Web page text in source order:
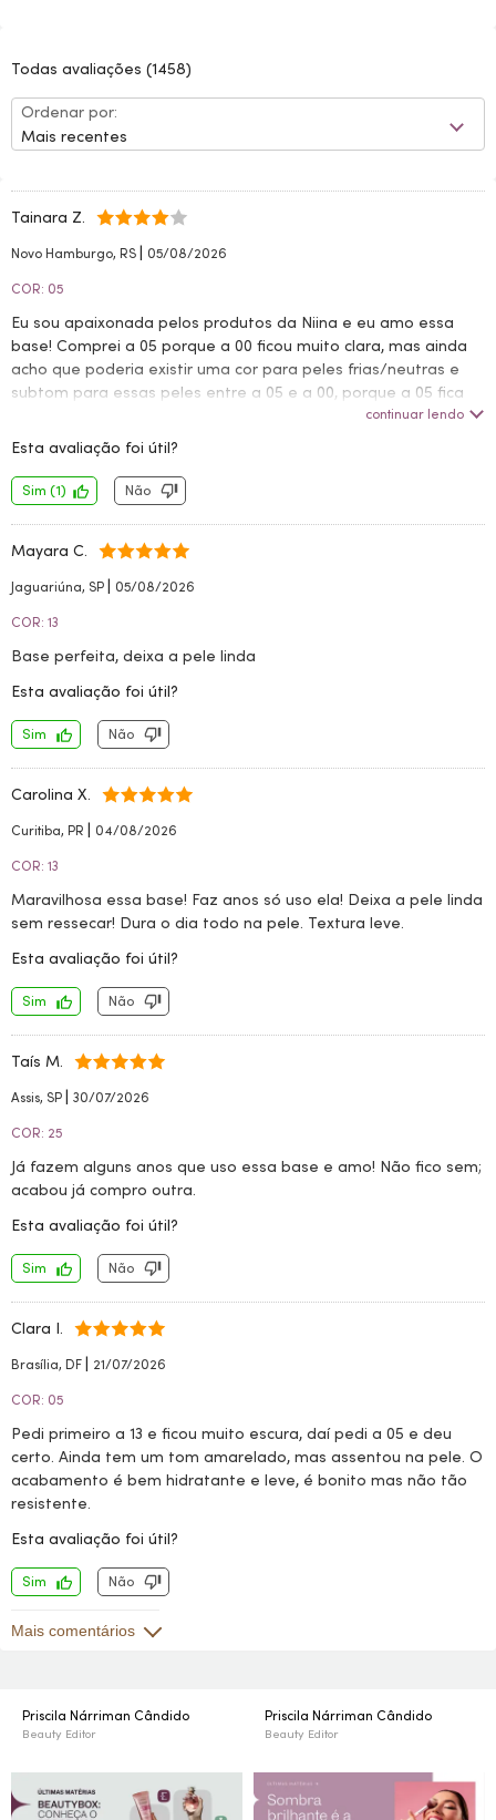
Todas avaliações (1458)
Ordenar por:
Mais recentes
Tainara Z.
Novo Hamburgo, RS | 05/08/2026
COR: 05
Eu sou apaixonada pelos produtos da Niina e eu amo essa
base! Comprei a 05 porque a 00 ficou muito clara, mas ainda
acho que poderia existir uma cor para peles frias/neutras e
subtom para essas peles entre a 05 e a 00, porque a 05 fica
levemente escura. Mas a base é perfeita, deixa um glow
maravilhoso na pele, um acabamento lindíssimo e é super fácil
continuar lendo
Esta avaliação foi útil?
Sim (1) Não
Mayara C.
Jaguariúna, SP | 05/08/2026
COR: 13
Base perfeita, deixa a pele linda
Esta avaliação foi útil?
Sim Não
Carolina X.
Curitiba, PR | 04/08/2026
COR: 13
Maravilhosa essa base! Faz anos só uso ela! Deixa a pele linda
sem ressecar! Dura o dia todo na pele. Textura leve.
Esta avaliação foi útil?
Sim Não
Taís M.
Assis, SP | 30/07/2026
COR: 25
Já fazem alguns anos que uso essa base e amo! Não fico sem;
acabou já compro outra.
Esta avaliação foi útil?
Sim Não
Clara I.
Brasília, DF | 21/07/2026
COR: 05
Pedi primeiro a 13 e ficou muito escura, daí pedi a 05 e deu
certo. Ainda tem um tom amarelado, mas assentou na pele. O
acabamento é bem hidratante e leve, é bonito mas não tão
resistente.
Esta avaliação foi útil?
Sim Não
Mais comentários
Priscila Nárriman Cândido
Beauty Editor
Priscila Nárriman Cândido
Beauty Editor